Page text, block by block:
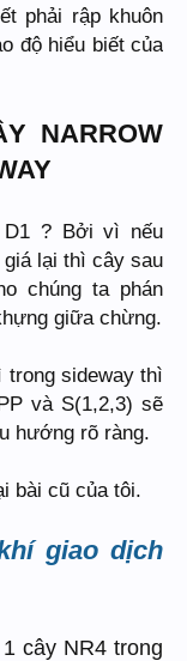
phải rập khuôn
độ hiểu biết của
NARROW
? Bởi vì nếu
lại thì cây sau
chúng ta phán
giữa chừng.
sideway thì
và S(1,2,3) sẽ
hướng rõ ràng.
bài cũ của tôi.
giao dịch
cây NR4 trong